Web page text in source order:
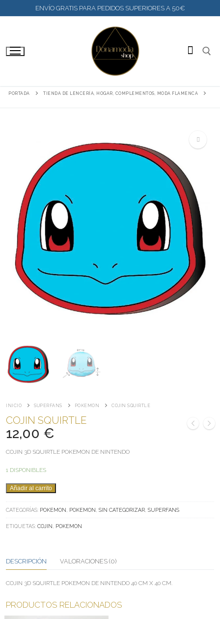
ENVÍO GRATIS PARA PEDIDOS SUPERIORES A 50€
PORTADA TIENDA DE LENCERÍA, HOGAR, COMPLEMENTOS, MODA FLAMENCA
INICIO SUPERFANS POKEMON COJIN SQUIRTLE
COJIN SQUIRTLE
12,00 €
COJIN 3D SQUIRTLE POKEMON DE NINTENDO
1 DISPONIBLES
COJIN
CANTIDAD
Añadir al carrito
CATEGORÍAS: POKEMON, POKEMON, SIN CATEGORIZAR, SUPERFANS
ETIQUETAS: COJIN, POKEMON
DESCRIPCIÓN VALORACIONES (0)
COJIN 3D SQUIRTLE POKEMON DE NINTENDO 40 CM X 40 CM.
PRODUCTOS RELACIONADOS